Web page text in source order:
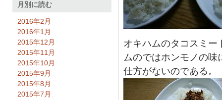
オキハムのタコスミー
ムのではホンモノの
仕方がないのである。
月別に読む
2016年2月
2016年1月
2015年12月
2015年11月
2015年10月
2015年9月
2015年8月
2015年7月